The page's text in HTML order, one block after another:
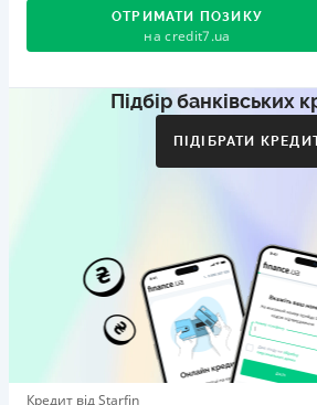
ОТРИМАТИ ПОЗИКУ
на credit7.ua
Акція: «Кешбек за друга»
Коли друг реєструється та отримує
Бронзовий призер FinAwards 2026
лояльності»
Перший займ
вiд 0,01%/день до 30 000 ₴
Повторний займ
Підбір банківських
ПІДІБРАТИ
Кредит від Starfin